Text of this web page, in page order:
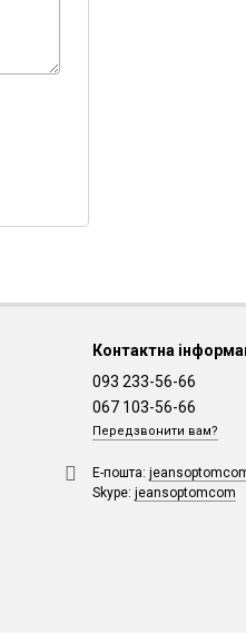
Контактна
093 233-56-66
067 103-56-66
Передзвонити вам?
Е-пошта:
Skype:jeansoptomcom